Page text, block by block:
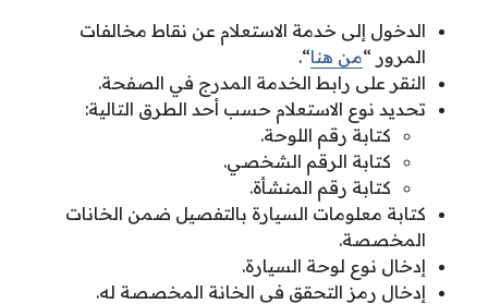
الدخول إلى خدمة الاستعلام عن نقاط مخالفات
المرور “من هنا“.
النقر على رابط الخدمة المدرج في الصفحة.
تحديد نوع الاستعلام حسب أحد الطرق التالية:
كتابة رقم اللوحة.
كتابة الرقم الشخصي.
كتابة رقم المنشأة.
كتابة معلومات السيارة بالتفصيل ضمن الخانات
المخصصة.
إدخال نوع لوحة السيارة.
إدخال رمز التحقق في الخانة المخصصة له.